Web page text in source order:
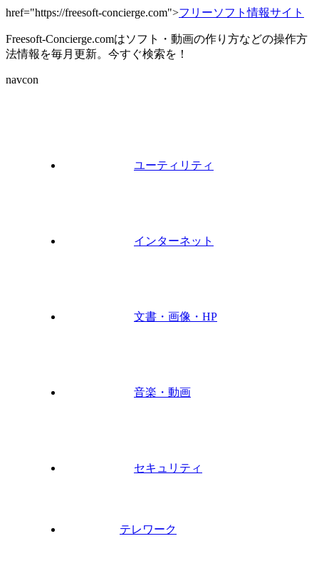
href="https://freesoft-concierge.com">フリーソフト情報サイト
Freesoft-Concierge.comはソフト・動画の作り方などの操作方
法情報を毎月更新。今すぐ検索を！
navcon
ユーティリティ
インターネット
文書・画像・HP
音楽・動画
セキュリティ
テレワーク